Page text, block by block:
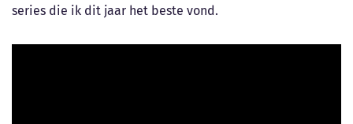
series die ik dit jaar het beste vond.